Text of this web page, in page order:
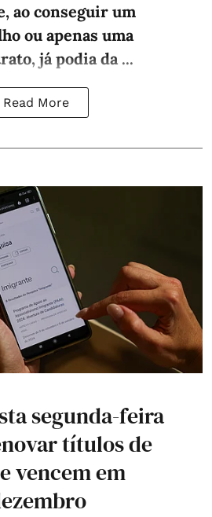
ao conseguir um
ou apenas uma
já podia da ...
Read More
segunda-feira
títulos de
vencem em